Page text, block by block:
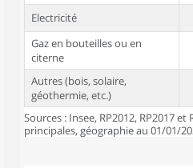
Electricité
Gaz en bouteilles ou en
citerne
Autres (bois, solaire,
géothermie, etc.)
Sources : Insee, RP2012, RP2017
principales, géographie au 01/01/